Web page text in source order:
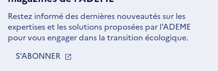
Restez informé des dernières nouveautés sur les
expertises et les solutions proposées par l'ADEME
pour vous engager dans la transition écologique.
S'ABONNER